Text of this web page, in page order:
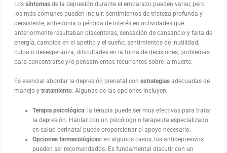
Lossíntomasde la depresión durante el embarazo pueden variar, pero
los más comunes pueden incluir: sentimientos de tristeza profunda y
persistente, anhedonia o pérdida de interés en actividades que
anteriormente resultaban placenteras, sensación de cansancio y falta de
energía, cambios en el apetito y el sueño, sentimientos de inutilidad,
culpa o desesperanza, dificultades en la toma de decisiones, problemas
para concentrarse y/o pensamientos recurrentes sobre la muerte.
Es esencial abordar la depresión prenatal conestrategias adecuadas de
manejo ytratamiento. Algunas de las opciones incluyen:
Terapia psicológica: la terapia puede ser muy efectivas para tratar
la depresión. Hablar con un psicólogo o terapeuta especializado
en salud perinatal puede proporcionar el apoyo necesario.
Opciones farmacológicas: en algunos casos, los antidepresivos
pueden ser recomendados. Es fundamental discutir con un